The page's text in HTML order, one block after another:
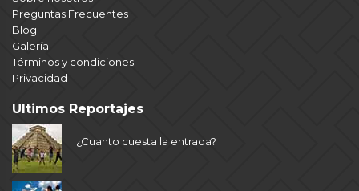
Preguntas Frecuentes
Blog
Galería
Términos y condiciones
Privacidad
Ultimos Reportajes
¿Cuanto cuesta la entrada?